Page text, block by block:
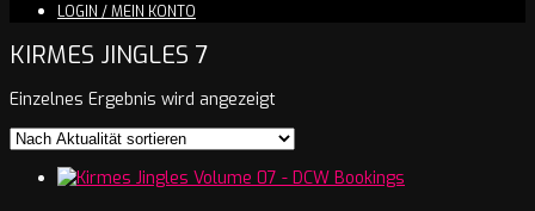
LOGIN / MEIN KONTO
KIRMES JINGLES 7
Einzelnes Ergebnis wird angezeigt